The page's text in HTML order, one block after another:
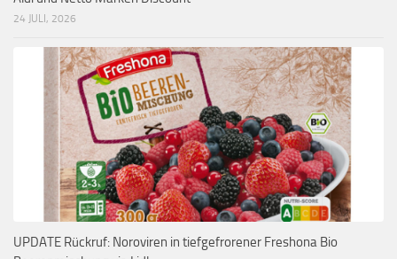
24 JULI, 2026
UPDATE Rückruf: Noroviren in tiefgefrorener Freshona Bio